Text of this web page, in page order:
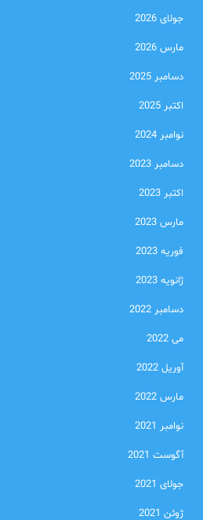
جولای 2026
مارس 2026
دسامبر 2025
اکتبر 2025
نوامبر 2024
دسامبر 2023
اکتبر 2023
مارس 2023
فوریه 2023
ژانویه 2023
دسامبر 2022
می 2022
آوریل 2022
مارس 2022
نوامبر 2021
آگوست 2021
جولای 2021
ژوئن 2021